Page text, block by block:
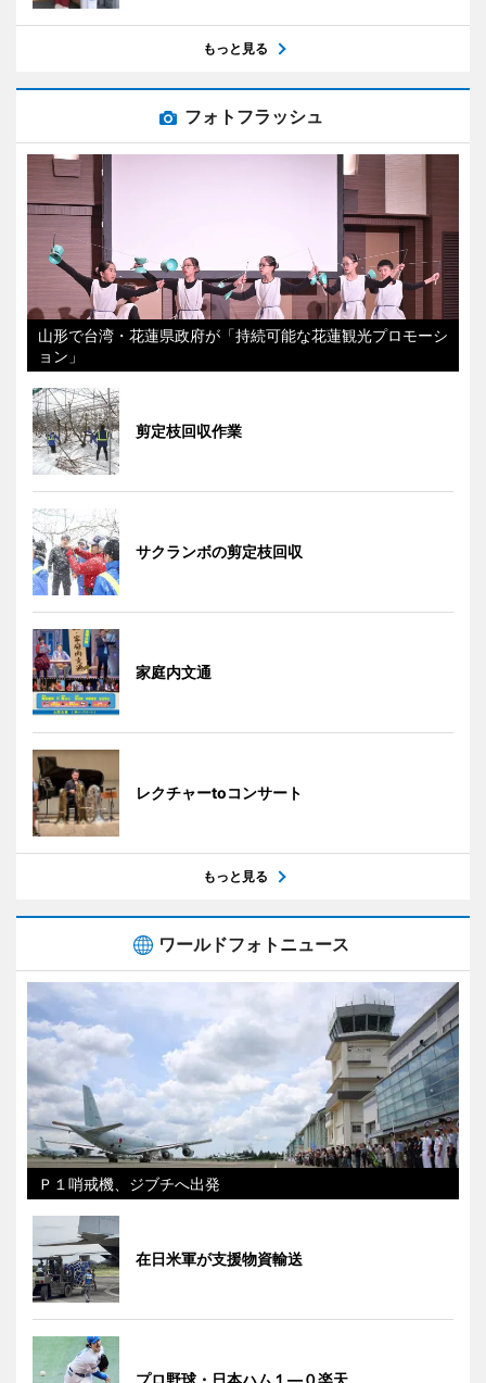
もっと見る
フォトフラッシュ
山形で台湾・花蓮県政府が「持続可能な花蓮観光プロモーシ
ョン」
剪定枝回収作業
サクランボの剪定枝回収
家庭内文通
レクチャーtoコンサート
もっと見る
ワールドフォトニュース
Ｐ１哨戒機、ジブチへ出発
在日米軍が支援物資輸送
プロ野球・日本ハム１―０楽天